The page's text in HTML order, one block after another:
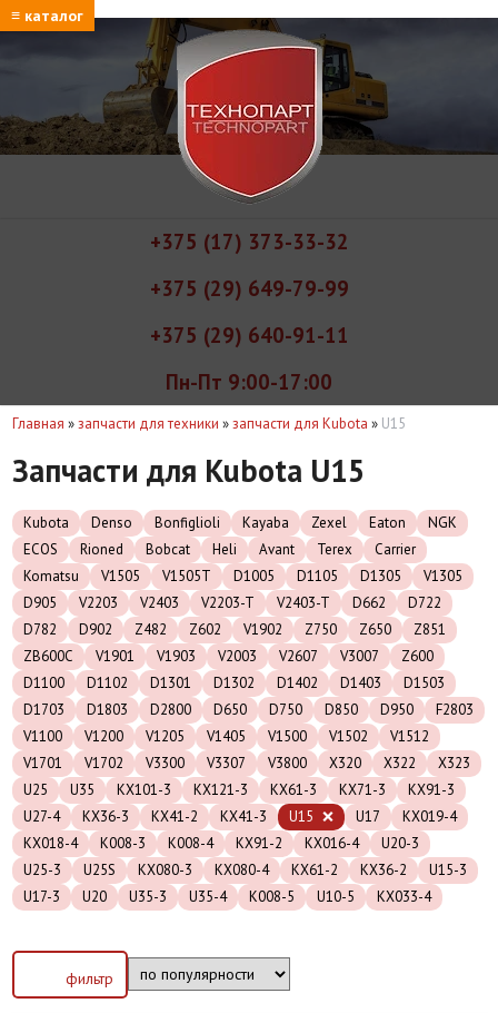
≡ каталог
+375 (17) 373-33-32
+375 (29) 649-79-99
+375 (29) 640-91-11
Пн-Пт 9:00-17:00
Главная »запчасти для техники »запчасти для Kubota » U15
Запчасти для Kubota U15
Kubota Denso Bonfiglioli Kayaba Zexel Eaton
NGK
ECOS
Rioned Bobcat Heli Avant Terex
Carrier
Komatsu
V1505 V1505T D1005 D1105 D1305
V1305
D905
V2203 V2403 V2203-T V2403-T D662
D722
D782
D902 Z482 Z602 V1902 Z750 Z650
Z851
ZB600C
V1901 V1903 V2003 V2607 V3007
Z600
D1100
D1102 D1301 D1302 D1402 D1403
D1503
D1703
D1803 D2800 D650 D750 D850 D950
F2803
V1100
V1200 V1205 V1405 V1500 V1502
V1512
V1701
V1702 V3300 V3307 V3800 X320 X322
X323
U25
U35 KX101-3 KX121-3 KX61-3 KX71-3
KX91-3
U27-4
KX36-3 KX41-2 KX41-3 U15 U17
KX019-4
KX018-4
K008-3 K008-4 KX91-2 KX016-4
U20-3
U25-3
U25S KX080-3 KX080-4 KX61-2 KX36-2
U15-3
U17-3
U20 U35-3 U35-4 K008-5 U10-5 KX033-4
фильтр